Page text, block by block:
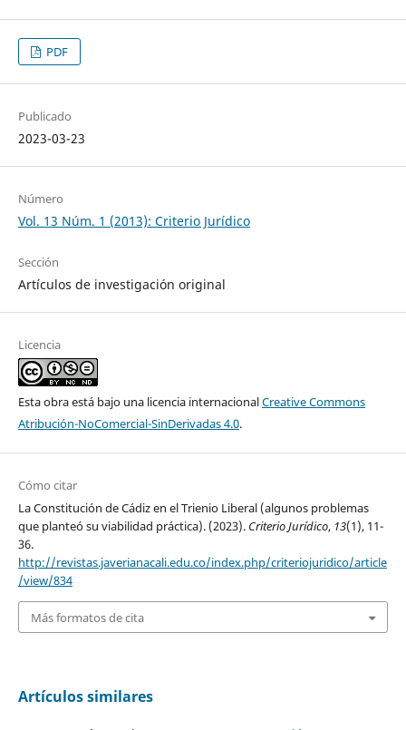
PDF
Publicado
2023-03-23
Número
Vol. 13 Núm. 1 (2013): Criterio Jurídico
Sección
Artículos de investigación original
Licencia
Esta obra está bajo una licencia internacionalCreative Commons
Atribución-NoComercial-SinDerivadas 4.0.
Cómo citar
La Constitución de Cádiz en el Trienio Liberal (algunos problemas
que planteó su viabilidad práctica). (2023). Criterio Jurídico, 13(1), 11-
36.
http://revistas.javerianacali.edu.co/index.php/criteriojuridico/article
/view/834
Más formatos de cita
Artículos similares